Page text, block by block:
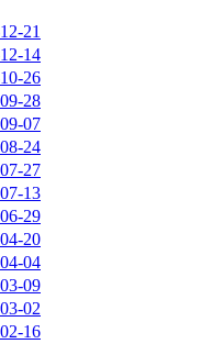
21
14
26
28
07
24
27
13
29
20
04
09
02
16